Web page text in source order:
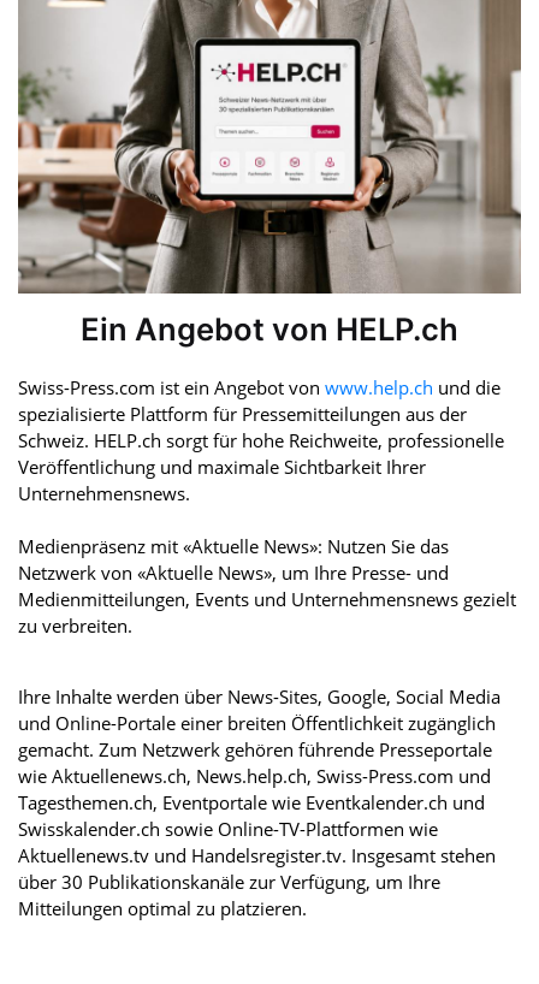
Ein Angebot von HELP.ch
Swiss-Press.com ist ein Angebot von www.help.ch und die
spezialisierte Plattform für Pressemitteilungen aus der
Schweiz. HELP.ch sorgt für hohe Reichweite, professionelle
Veröffentlichung und maximale Sichtbarkeit Ihrer
Unternehmensnews.
Medienpräsenz mit «Aktuelle News»: Nutzen Sie das
Netzwerk von «Aktuelle News», um Ihre Presse- und
Medienmitteilungen, Events und Unternehmensnews gezielt
zu verbreiten.
Ihre Inhalte werden über News-Sites, Google, Social Media
und Online-Portale einer breiten Öffentlichkeit zugänglich
gemacht. Zum Netzwerk gehören führende Presseportale
wie Aktuellenews.ch, News.help.ch, Swiss-Press.com und
Tagesthemen.ch, Eventportale wie Eventkalender.ch und
Swisskalender.ch sowie Online-TV-Plattformen wie
Aktuellenews.tv und Handelsregister.tv. Insgesamt stehen
über 30 Publikationskanäle zur Verfügung, um Ihre
Mitteilungen optimal zu platzieren.